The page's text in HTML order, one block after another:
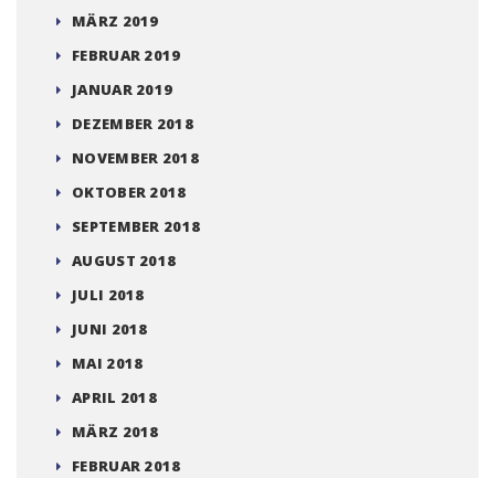
MÄRZ 2019
FEBRUAR 2019
JANUAR 2019
DEZEMBER 2018
NOVEMBER 2018
OKTOBER 2018
SEPTEMBER 2018
AUGUST 2018
JULI 2018
JUNI 2018
MAI 2018
APRIL 2018
MÄRZ 2018
FEBRUAR 2018